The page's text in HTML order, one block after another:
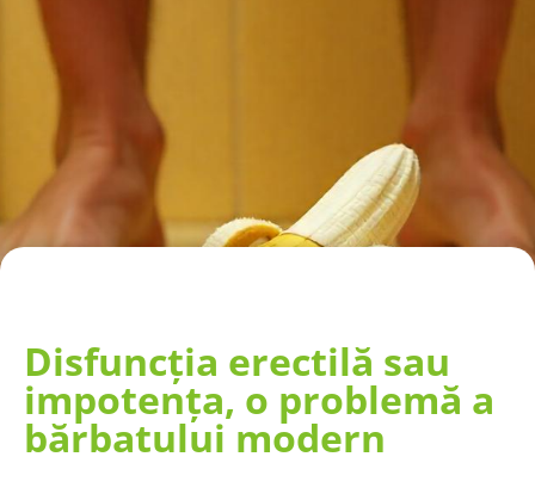
Disfuncția erectilă sau
impotența, o problemă a
bărbatului modern